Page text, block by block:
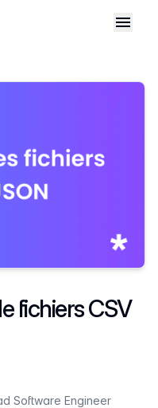
fichiers CSV
Software Engineer